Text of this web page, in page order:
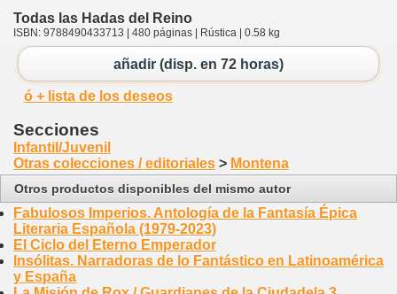
Todas las Hadas del Reino
ISBN: 9788490433713 | 480 páginas | Rústica | 0.58 kg
añadir (disp. en 72 horas)
ó + lista de los deseos
Secciones
Infantil/Juvenil
Otras colecciones / editoriales > Montena
Otros productos disponibles del mismo autor
Fabulosos Imperios. Antología de la Fantasía Épica
Literaria Española (1979-2023)
El Ciclo del Eterno Emperador
Insólitas. Narradoras de lo Fantástico en Latinoamérica
y España